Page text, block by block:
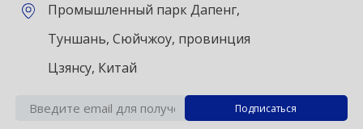
Промышленный парк Дапенг,
Туншань, Сюйчжоу, провинция
Цзянсу, Китай